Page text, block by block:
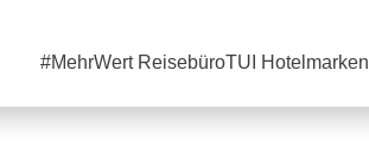
#MehrWert ReisebüroTUI Hotelmarken